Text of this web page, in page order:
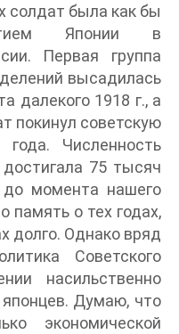
солдат была как бы
Японии в
Первая группа
высадилась
далекого 1918 г., а
покинул советскую
Численность
75 тысяч
момента нашего
память о тех годах,
долго. Однако вряд
Советского
насильственно
Думаю, что
экономической